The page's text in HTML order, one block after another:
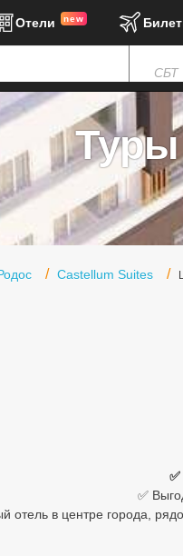
Отели new
СБТ
Castellum Suites
✅
отель в центре города,